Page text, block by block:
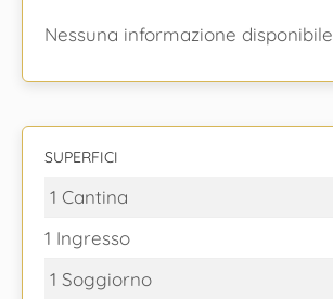
Nessuna informazione disponibile
SUPERFICI
1 Cantina
1 Ingresso
1 Soggiorno